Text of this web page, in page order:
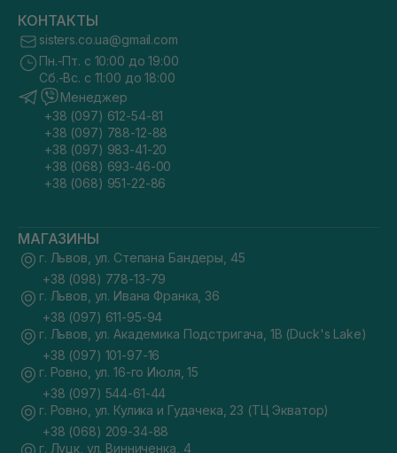
КОНТАКТЫ
sisters.co.ua@gmail.com
Пн.-Пт. с 10:00 до 19:00
Сб.-Вс. с 11:00 до 18:00
Менеджер
+38 (097) 612-54-81
+38 (097) 788-12-88
+38 (097) 983-41-20
+38 (068) 693-46-00
+38 (068) 951-22-86
МАГАЗИНЫ
г. Львов, ул. Степана Бандеры, 45
+38 (098) 778-13-79
г. Львов, ул. Ивана Франка, 36
+38 (097) 611-95-94
г. Львов, ул. Академика Подстригача, 1В (Duck's Lake)
+38 (097) 101-97-16
г. Ровно, ул. 16-го Июля, 15
+38 (097) 544-61-44
г. Ровно, ул. Кулика и Гудачека, 23 (ТЦ Экватор)
+38 (068) 209-34-88
г. Луцк, ул. Винниченка, 4